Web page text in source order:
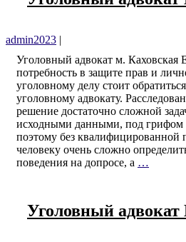
admin2023 |
Уголовный адвокат м. Каховская
потребность в защите прав и
уголовному делу стоит
уголовному адвокату.
решение достаточно сложной
исходными данными, под грифом
поэтому без
человеку очень сложно
поведения на допросе, а …
Уголовный